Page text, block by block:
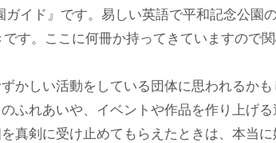
イド』です。易しい英語で平和記念公園
す。ここに何冊か持ってきていますので
かしい活動をしている団体に思われるか
ふれあいや、イベントや作品を作り上げ
真剣に受け止めてもらえたときは、本当